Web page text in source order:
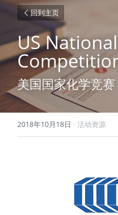
回到主页
US
美国国家化学竞赛
2018年10月18日 · 活动资源